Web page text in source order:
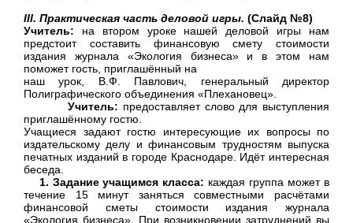
III. Практическая часть деловой игры. (Слайд №8)
Учитель: на втором уроке нашей деловой игры нам
предстоит составить финансовую смету стоимости
издания журнала «Экология бизнеса» и в этом нам
поможет гость, приглашённый на
наш урок, В.Ф. Павлович, генеральный директор
Полиграфического объединения «Плехановец».
Учитель: предоставляет слово для выступления
приглашённому гостю.
Учащиеся задают гостю интересующие их вопросы по
издательскому делу и финансовым трудностям выпуска
печатных изданий в городе Краснодаре. Идёт интересная
беседа.
1. Задание учащимся класса: каждая группа может в
течение 15 минут заняться совместными расчётами
финансовой сметы стоимости издания журнала
«Экология бизнеса». При возникновении затруднений вы